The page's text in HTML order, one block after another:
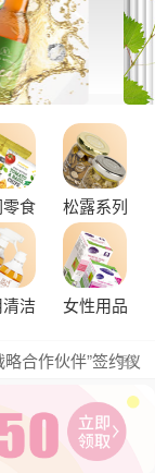
食 松露系列
清洁 女性用品
更多
：健康与美味的完
亚黑松露的完美邂
酒韵
多少？